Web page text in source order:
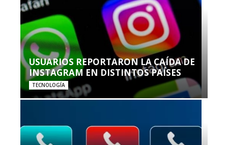
USUARIOS REPORTARON LA CAÍDA DE
INSTAGRAM EN DISTINTOS PAÍSES
TECNOLOGÍA